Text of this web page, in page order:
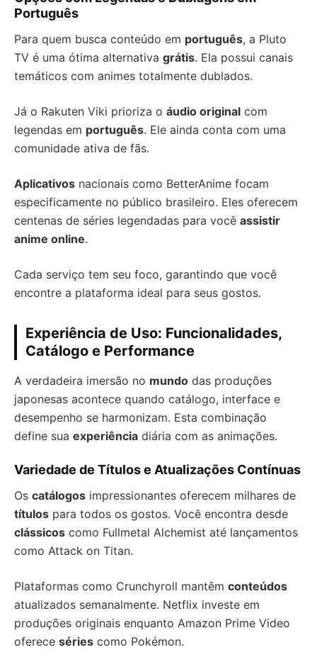
Português
Para quem busca conteúdo em português, a Pluto
TV é uma ótima alternativa grátis. Ela possui canais
temáticos com animes totalmente dublados.
Já o Rakuten Viki prioriza o áudio original com
legendas em português. Ele ainda conta com uma
comunidade ativa de fãs.
Aplicativos nacionais como BetterAnime focam
especificamente no público brasileiro. Eles oferecem
centenas de séries legendadas para você assistir
anime online.
Cada serviço tem seu foco, garantindo que você
encontre a plataforma ideal para seus gostos.
Experiência de Uso: Funcionalidades,
Catálogo e Performance
A verdadeira imersão no mundo das produções
japonesas acontece quando catálogo, interface e
desempenho se harmonizam. Esta combinação
define sua experiência diária com as animações.
Variedade de Títulos e Atualizações Contínuas
Os catálogos impressionantes oferecem milhares de
títulos para todos os gostos. Você encontra desde
clássicos como Fullmetal Alchemist até lançamentos
como Attack on Titan.
Plataformas como Crunchyroll mantêm conteúdos
atualizados semanalmente. Netflix investe em
produções originais enquanto Amazon Prime Video
oferece séries como Pokémon.